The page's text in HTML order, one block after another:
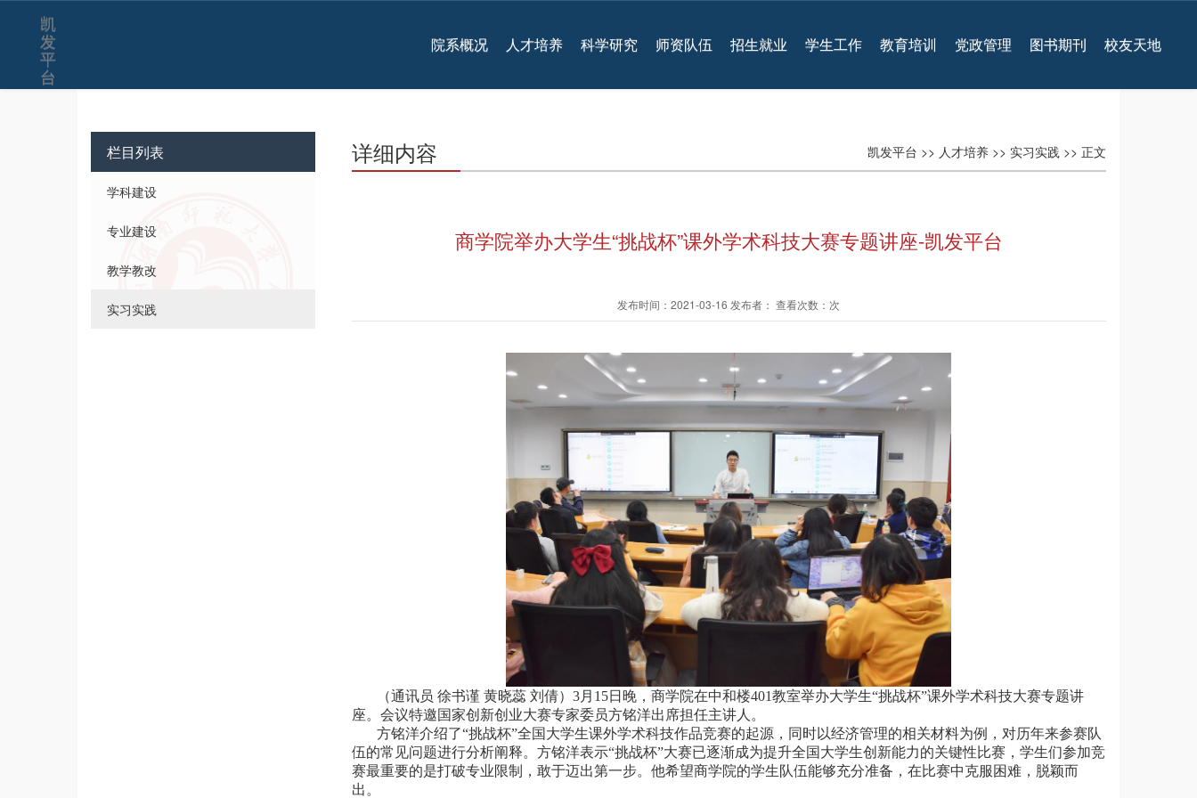
凯
发
平
台
院系概况 人才培养 科学研究 师资队伍 招生就业 学生工作 教育培训 党政管理 图书期刊 校友天地
栏目列表
学科建设
专业建设
教学教改
实习实践
凯发平台 >> 人才培养 >> 实习实践 >> 正文
详细内容
商学院举办大学生“挑战杯”课外学术科技大赛专题讲座-凯发平台
发布时间：2021-03-16 发布者： 查看次数：次
（通讯员 徐书谨 黄晓蕊 刘倩）3月15日晚，商学院在中和楼401教室举办大学生“挑战杯”课外学术科技大赛专题讲
座。会议特邀国家创新创业大赛专家委员方铭洋出席担任主讲人。
方铭洋介绍了“挑战杯”全国大学生课外学术科技作品竞赛的起源，同时以经济管理的相关材料为例，对历年来参赛队
伍的常见问题进行分析阐释。方铭洋表示“挑战杯”大赛已逐渐成为提升全国大学生创新能力的关键性比赛，学生们参加竞
赛最重要的是打破专业限制，敢于迈出第一步。他希望商学院的学生队伍能够充分准备，在比赛中克服困难，脱颖而
出。